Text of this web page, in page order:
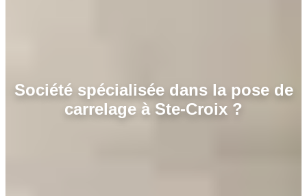
Société spécialisée dans la pose de
carrelage à Ste-Croix ?